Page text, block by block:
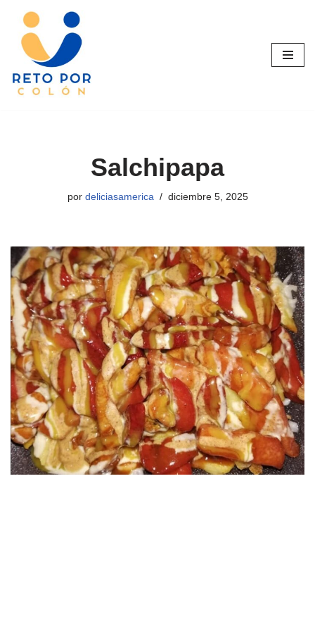
Saltar
contenido
Salchipapa
por deliciasamerica diciembre 5, 2025